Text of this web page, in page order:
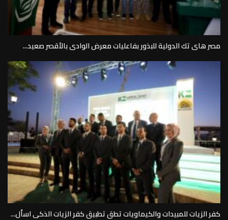
مصر هاى تك الدولية للبذور بفاعليات معرض الوادى بالأقصر صعيد...
كفر الزيات للمبيدات والكيماويات تطق تطبيق كفر الزيات الذكى اسأل...